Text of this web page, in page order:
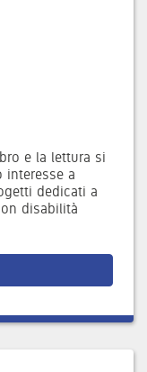
e la lettura si
interesse a
dedicati a
disabilità